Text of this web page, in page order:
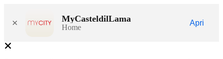
× MyCasteldilLama
Home
Apri